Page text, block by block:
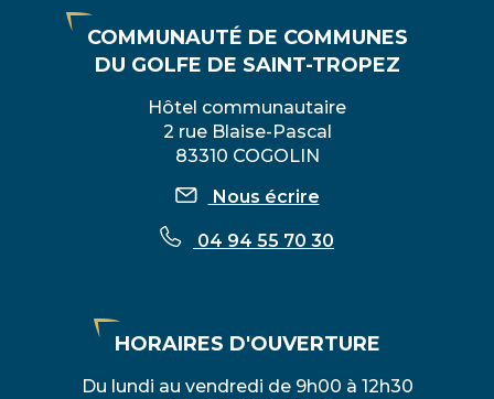
COMMUNAUTÉ DE COMMUNES
DU GOLFE DE SAINT-TROPEZ
Hôtel communautaire
2 rue Blaise-Pascal
83310 COGOLIN
Nous écrire
04 94 55 70 30
HORAIRES D'OUVERTURE
Du lundi au vendredi de 9h00 à 12h30